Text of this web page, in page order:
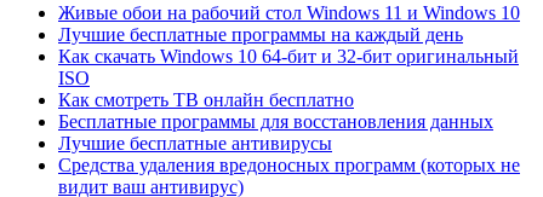
Живые обои на рабочий стол Windows 11 и Windows 10
Лучшие бесплатные программы на каждый день
Как скачать Windows 10 64-бит и 32-бит оригинальный
ISO
Как смотреть ТВ онлайн бесплатно
Бесплатные программы для восстановления данных
Лучшие бесплатные антивирусы
Средства удаления вредоносных программ (которых не
видит ваш антивирус)